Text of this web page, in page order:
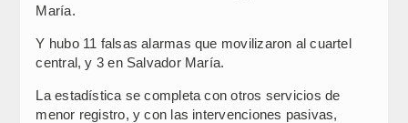
María.
Y hubo 11 falsas alarmas que movilizaron al cuartel
central, y 3 en Salvador María.
La estadística se completa con otros servicios de
menor registro, y con las intervenciones pasivas,